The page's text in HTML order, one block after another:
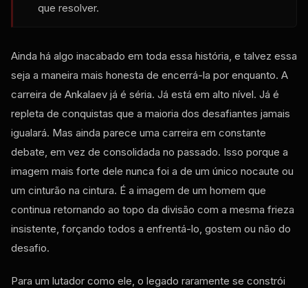
que resolver.
Ainda há algo inacabado em toda essa história, e talvez essa
seja a maneira mais honesta de encerrá-la por enquanto. A
carreira de Ankalaev já é séria. Já está em alto nível. Já é
repleta de conquistas que a maioria dos desafiantes jamais
igualará. Mas ainda parece uma carreira em constante
debate, em vez de consolidada no passado. Isso porque a
imagem mais forte dele nunca foi a de um único nocaute ou
um cinturão na cintura. É a imagem de um homem que
continua retornando ao topo da divisão com a mesma frieza
insistente, forçando todos a enfrentá-lo, gostem ou não do
desafio.
Para um lutador como ele, o legado raramente se constrói